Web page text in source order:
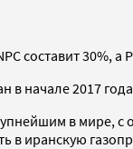
составит 30%, а
в начале 2017
в мире, с
в иранскую